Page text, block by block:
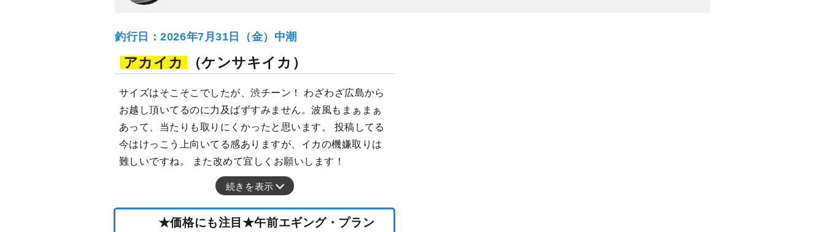
釣行日：2026年7月31日（金）中潮
アカイカ （ケンサキイカ）
サイズはそこそこでしたが、渋チーン！ わざわざ広島から
お越し頂いてるのに力及ばずすみません。波風もまぁまぁ
あって、当たりも取りにくかったと思います。 投稿してる
今はけっこう上向いてる感ありますが、イカの機嫌取りは
難しいですね。 また改めて宜しくお願いします！
続きを表示